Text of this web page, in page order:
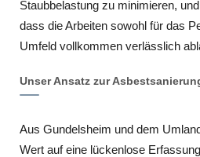
Staubbelastung zu minimieren,
dass die Arbeiten sowohl für das
Umfeld vollkommen verlässlich
Unser Ansatz zur
Aus Gundelsheim und dem
Wert auf eine lückenlose